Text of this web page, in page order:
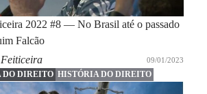
2022 #8 — No Brasil até o passado
Falcão
09/01/2023
DO DIREITO HISTÓRIA DO DIREITO